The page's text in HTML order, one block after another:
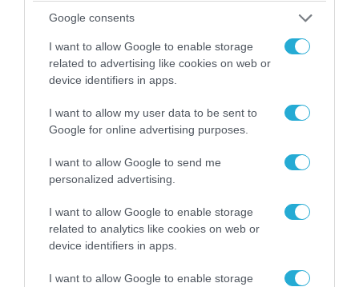
Google consents
I want to allow Google to enable storage
related to advertising like cookies on web or
device identifiers in apps.
I want to allow my user data to be sent to
Google for online advertising purposes.
I want to allow Google to send me
personalized advertising.
I want to allow Google to enable storage
related to analytics like cookies on web or
device identifiers in apps.
I want to allow Google to enable storage
«Οι εντελώς αθώοι»: Η ανάρτηση του Αρκά για
τα ζώα που χάθηκαν στις πυρκαγιές της
Αττικής (φωτο)